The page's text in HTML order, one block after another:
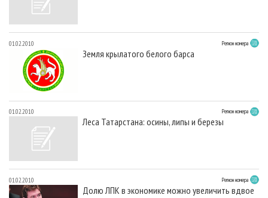
01.02.2010 Регион номера
Земля крылатого белого барса
01.02.2010 Регион номера
Леса Татарстана: осины, липы и березы
01.02.2010 Регион номера
Долю ЛПК в экономике можно увеличить вдвое